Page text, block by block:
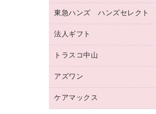
ファイルボックス
パイプ式ファイル
その他ファイル
クリヤーホルダー
クリヤーブック（差替式）
クリヤーブック（固定式）
ボールペン（油性）
ボールペン（ゲルインク）
シャープペンシル用替芯
電話台
針なしステープラー
紙めくり
裁断機
品）
店舗運営用品
陳列什器
紙手提げ袋
レジ・ポリ袋
ディスプレイ用品
カウンター／お会計用品
東急ハンズ ハンズセレクト
東急ハンズ
法人ギフト
高島屋
高島屋（食品・飲料）
カウネットギフト（食品・
トラスコ中山
建築・作業用品
アズワン
医療・介護用品（食品・飲
品）
ケアマックス